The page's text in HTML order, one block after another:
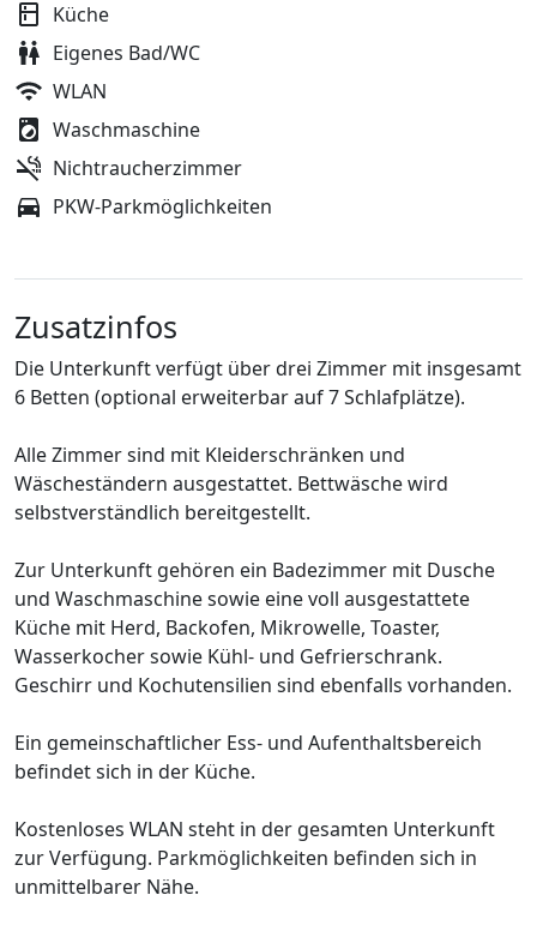
Küche
Eigenes Bad/WC
WLAN
Waschmaschine
Nichtraucherzimmer
PKW-Parkmöglichkeiten
Zusatzinfos
Die Unterkunft verfügt über drei Zimmer mit insgesamt
6 Betten (optional erweiterbar auf 7 Schlafplätze).
Alle Zimmer sind mit Kleiderschränken und
Wäscheständern ausgestattet. Bettwäsche wird
selbstverständlich bereitgestellt.
Zur Unterkunft gehören ein Badezimmer mit Dusche
und Waschmaschine sowie eine voll ausgestattete
Küche mit Herd, Backofen, Mikrowelle, Toaster,
Wasserkocher sowie Kühl- und Gefrierschrank.
Geschirr und Kochutensilien sind ebenfalls vorhanden.
Ein gemeinschaftlicher Ess- und Aufenthaltsbereich
befindet sich in der Küche.
Kostenloses WLAN steht in der gesamten Unterkunft
zur Verfügung. Parkmöglichkeiten befinden sich in
unmittelbarer Nähe.